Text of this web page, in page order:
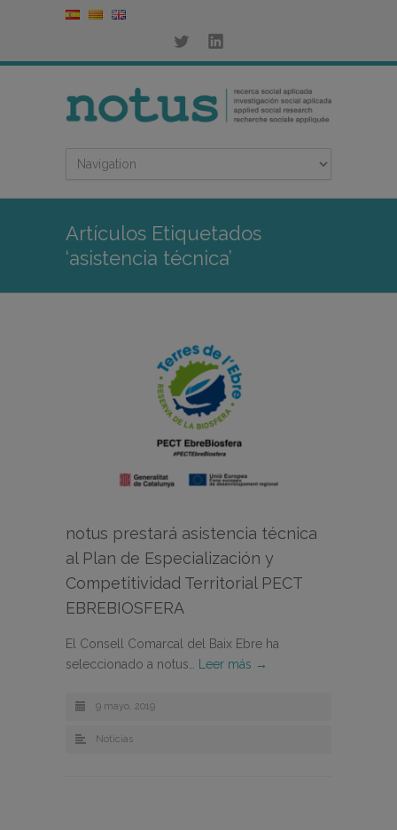
Artículos Etiquetados
‘asistencia técnica’
notus prestará asistencia técnica
al Plan de Especialización y
Competitividad Territorial PECT
EBREBIOSFERA
El Consell Comarcal del Baix Ebre ha
seleccionado a notus…
Leer más →
9 mayo, 2019
Noticias